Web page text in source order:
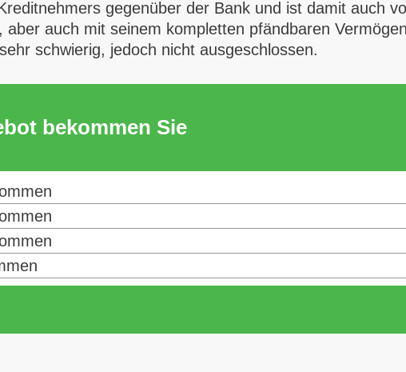
gegenüber der Bank und ist damit auch
aber auch mit seinem kompletten pfändbaren
schwierig, jedoch nicht ausgeschlossen.
bekommen Sie